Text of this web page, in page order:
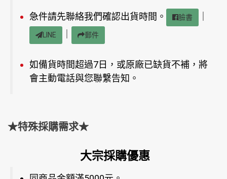
急件請先聯絡我們確認出貨時間。 臉書
LINE 郵件
如備貨時間超過7日，或原廠已缺貨不補，將
會主動電話與您聯繫告知。
★特殊採購需求★
大宗採購優惠